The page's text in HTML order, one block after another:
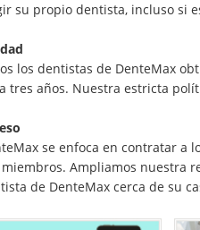
su propio dentista, incluso si
los dentistas de DenteMax
tres años. Nuestra estricta
se enfoca en contratar a
Ampliamos nuestra
de DenteMax cerca de su